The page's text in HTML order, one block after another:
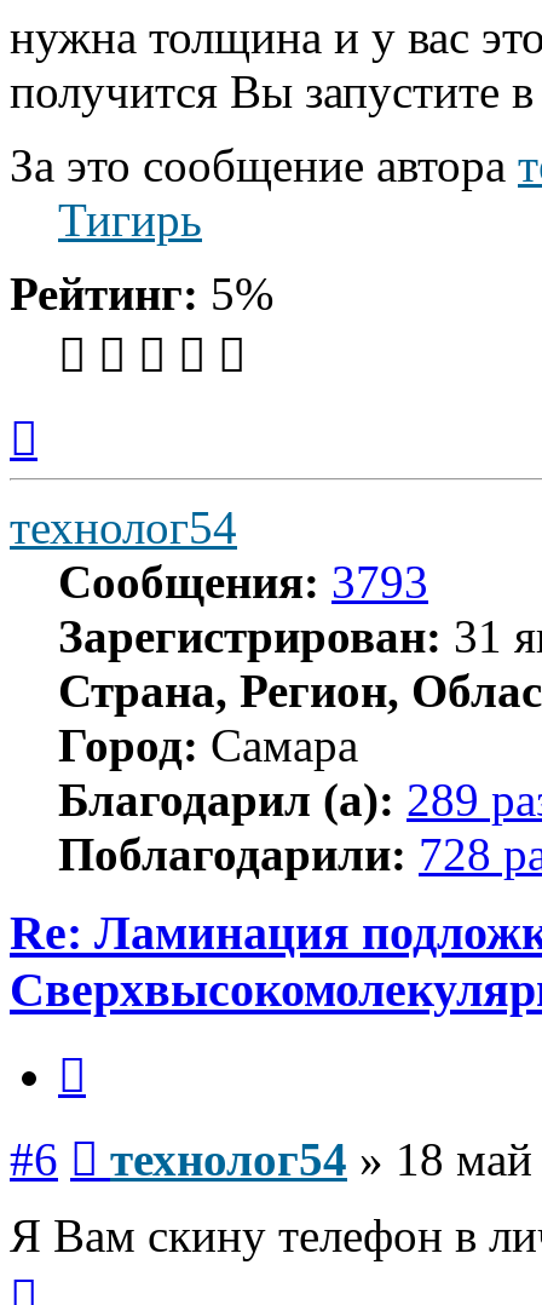
нужна толщина и у вас
получится Вы запустите
За это сообщение автора
Тигирь
Рейтинг: 5%
началу
технолог54
Сообщения: 3793
Зарегистрирован: 31
Страна, Регион,
Город: Самара
Благодарил (а): 289
Поблагодарили: 728
Re: Ламинация
#6 технолог54 » 18
Я Вам скину телефон в